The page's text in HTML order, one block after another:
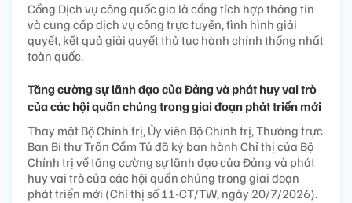
Cổng Dịch vụ công quốc gia là cổng tích hợp thông tin
và cung cấp dịch vụ công trực tuyến, tình hình giải
quyết, kết quả giải quyết thủ tục hành chính thống nhất
toàn quốc.
Tăng cường sự lãnh đạo của Đảng và phát huy vai trò
của các hội quần chúng trong giai đoạn phát triển mới
Thay mặt Bộ Chính trị, Ủy viên Bộ Chính trị, Thường trực
Ban Bí thư Trần Cẩm Tú đã ký ban hành Chỉ thị của Bộ
Chính trị về tăng cường sự lãnh đạo của Đảng và phát
huy vai trò của các hội quần chúng trong giai đoạn
phát triển mới (Chỉ thị số 11-CT/TW, ngày 20/7/2026).